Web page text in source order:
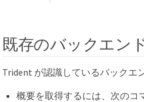
既存のバックエン
Trident が認識しているバックエ
概要を取得するには、次のコ